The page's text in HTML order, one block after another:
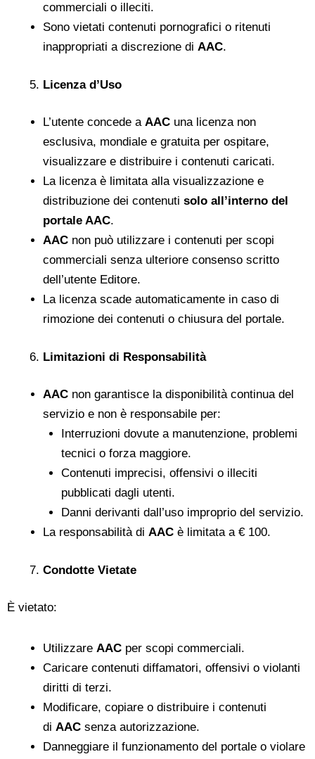
commerciali o illeciti.
Sono vietati contenuti pornografici o ritenuti
inappropriati a discrezione di AAC.
Licenza d’Uso
L’utente concede a AAC una licenza non
esclusiva, mondiale e gratuita per ospitare,
visualizzare e distribuire i contenuti caricati.
La licenza è limitata alla visualizzazione e
distribuzione dei contenuti solo all’interno del
portale AAC.
AAC non può utilizzare i contenuti per scopi
commerciali senza ulteriore consenso scritto
dell’utente Editore.
La licenza scade automaticamente in caso di
rimozione dei contenuti o chiusura del portale.
Limitazioni di Responsabilità
AAC non garantisce la disponibilità continua del
servizio e non è responsabile per:
Interruzioni dovute a manutenzione, problemi
tecnici o forza maggiore.
Contenuti imprecisi, offensivi o illeciti
pubblicati dagli utenti.
Danni derivanti dall’uso improprio del servizio.
La responsabilità di AAC è limitata a € 100.
Condotte Vietate
È vietato:
Utilizzare AAC per scopi commerciali.
Caricare contenuti diffamatori, offensivi o violanti
diritti di terzi.
Modificare, copiare o distribuire i contenuti
di AAC senza autorizzazione.
Danneggiare il funzionamento del portale o violare